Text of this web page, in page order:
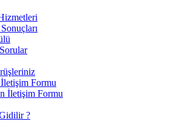
Formu
İletişim Formu
?